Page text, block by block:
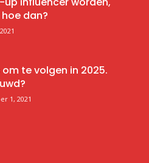
dan?
om te volgen in 2025.
1, 2021